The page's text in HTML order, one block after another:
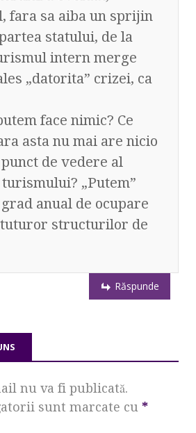
fara sa aiba un sprijin
statului, de la
intern merge
„datorita” crizei, ca
face nimic? Ce
asta nu mai are nicio
de vedere al
„Putem”
anual de ocupare
structurilor de
Răspunde
nu va fi publicată.
sunt marcate cu *